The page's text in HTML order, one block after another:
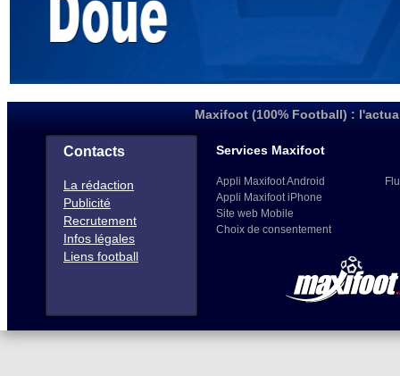
Maxifoot (100% Football) :
Contacts
La rédaction
Publicité
Recrutement
Infos légales
Liens football
Services Maxifoot
Appli Maxifoot Android
Appli Maxifoot iPhone
Site web Mobile
Choix de consentement